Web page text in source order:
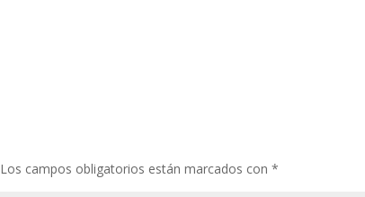
Los campos obligatorios están marcados con*